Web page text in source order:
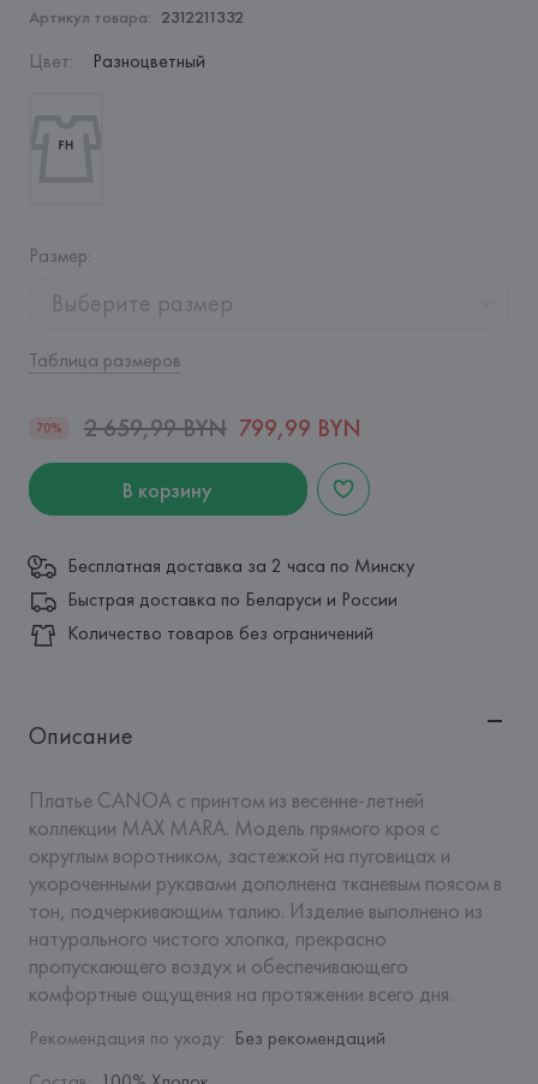
Артикул товара: 2312211332
Цвет: Разноцветный
Размер:
Выберите размер
Таблица размеров
70% 2 659,99 BYN 799,99 BYN
В корзину
Бесплатная доставка за 2 часа по Минску
Быстрая доставка по Беларуси и России
Количество товаров без ограничений
Описание
Платье CANOA с принтом из весенне-летней
коллекции MAX MARA. Модель прямого кроя с
округлым воротником, застежкой на пуговицах и
укороченными рукавами дополнена тканевым поясом в
тон, подчеркивающим талию. Изделие выполнено из
натурального чистого хлопка, прекрасно
пропускающего воздух и обеспечивающего
комфортные ощущения на протяжении всего дня.
Рекомендация по уходу: Без рекомендаций